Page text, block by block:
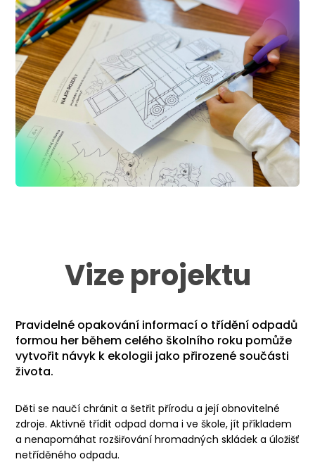
Vize projektu
Pravidelné opakování informací o třídění odpadů
formou her během celého školního roku pomůže
vytvořit návyk k ekologii jako přirozené součásti
života.
Děti se naučí chránit a šetřit přírodu a její obnovitelné
zdroje.Aktivně třídit odpad doma i ve škole, jít příkladem
a nenapomáhat rozšiřování hromadných skládek a úložišť
netříděného odpadu.